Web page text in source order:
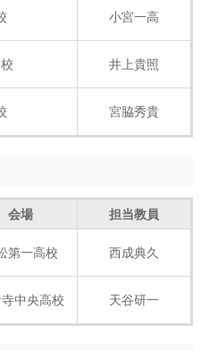
小宮一高
井上貴照
宮脇秀貴
会場 担当教員
第一高校 西成典久
中央高校 天谷研一